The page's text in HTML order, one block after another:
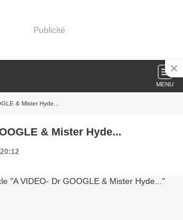
Publicité
MENU
& Mister Hyde...
& Mister Hyde...